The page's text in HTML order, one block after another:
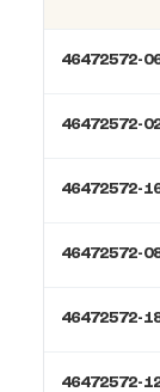
46472572-
46472572-
46472572-
46472572-
46472572-
46472572-